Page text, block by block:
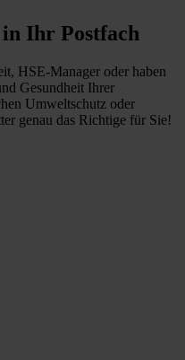
Ihr Postfach
HSE-Manager oder haben
Gesundheit Ihrer
Umweltschutz oder
genau das Richtige für Sie!